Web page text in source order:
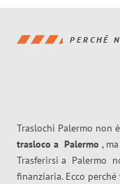
PERCHÉ
Traslochi Palermo non
trasloco a Palermo ,
Trasferirsi a Palermo
finanziaria. Ecco